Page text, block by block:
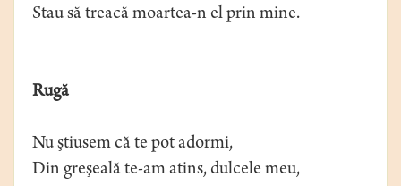
Stau să treacă moartea-n el prin mine.
Rugă
Nu ştiusem că te pot adormi,
Din greşeală te-am atins, dulcele meu,